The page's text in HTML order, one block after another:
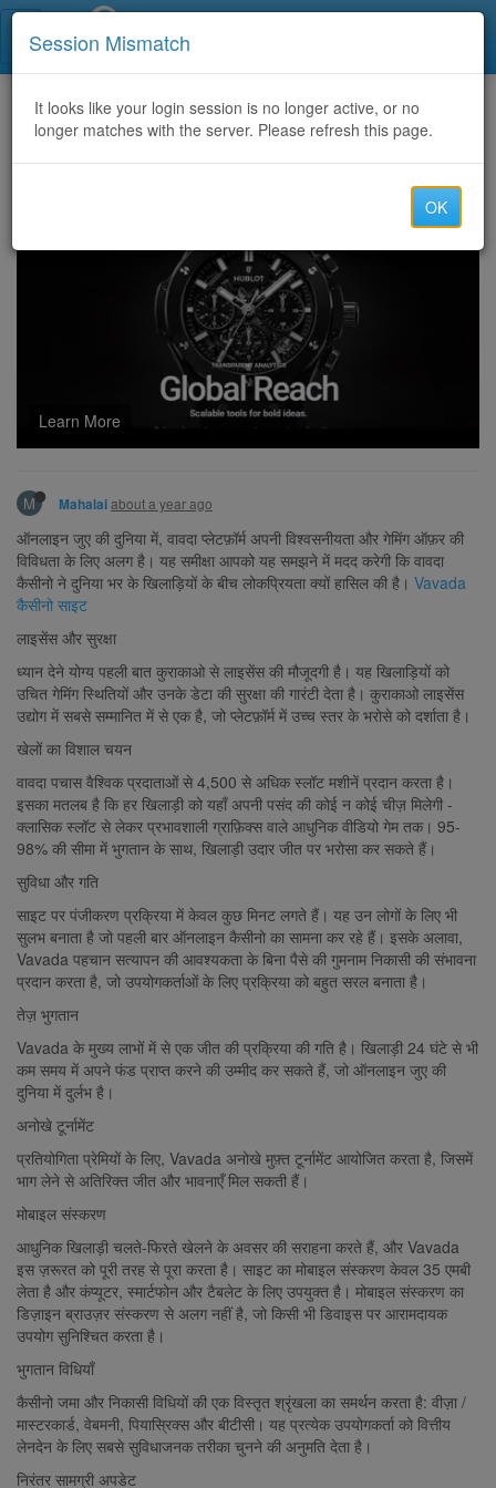
Home CategoriesDiscussion
साइट वावदा पर जुआ
Learn More
M Mahalaiabout a year ago
ऑनलाइन जुए की दुनिया में, वावदा प्लेटफ़ॉर्म अपनी विश्वसनीयता और गेमिंग ऑफ़र की
विविधता के लिए अलग है। यह समीक्षा आपको यह समझने में मदद करेगी कि वावदा
कैसीनो ने दुनिया भर के खिलाड़ियों के बीच लोकप्रियता क्यों हासिल की है। Vavada
कैसीनो साइट
लाइसेंस और सुरक्षा
ध्यान देने योग्य पहली बात कुराकाओ से लाइसेंस की मौजूदगी है। यह खिलाड़ियों को
उचित गेमिंग स्थितियों और उनके डेटा की सुरक्षा की गारंटी देता है। कुराकाओ लाइसेंस
उद्योग में सबसे सम्मानित में से एक है, जो प्लेटफ़ॉर्म में उच्च स्तर के भरोसे को दर्शाता है।
खेलों का विशाल चयन
वावदा पचास वैश्विक प्रदाताओं से 4,500 से अधिक स्लॉट मशीनें प्रदान करता है।
इसका मतलब है कि हर खिलाड़ी को यहाँ अपनी पसंद की कोई न कोई चीज़ मिलेगी -
क्लासिक स्लॉट से लेकर प्रभावशाली ग्राफ़िक्स वाले आधुनिक वीडियो गेम तक। 95-
98% की सीमा में भुगतान के साथ, खिलाड़ी उदार जीत पर भरोसा कर सकते हैं।
सुविधा और गति
साइट पर पंजीकरण प्रक्रिया में केवल कुछ मिनट लगते हैं। यह उन लोगों के लिए भी
सुलभ बनाता है जो पहली बार ऑनलाइन कैसीनो का सामना कर रहे हैं। इसके अलावा,
Vavada पहचान सत्यापन की आवश्यकता के बिना पैसे की गुमनाम निकासी की संभावना
प्रदान करता है, जो उपयोगकर्ताओं के लिए प्रक्रिया को बहुत सरल बनाता है।
तेज़ भुगतान
Vavada के मुख्य लाभों में से एक जीत की प्रक्रिया की गति है। खिलाड़ी 24 घंटे से भी
कम समय में अपने फंड प्राप्त करने की उम्मीद कर सकते हैं, जो ऑनलाइन जुए की
दुनिया में दुर्लभ है।
अनोखे टूर्नामेंट
प्रतियोगिता प्रेमियों के लिए, Vavada अनोखे मुफ़्त टूर्नामेंट आयोजित करता है, जिसमें
भाग लेने से अतिरिक्त जीत और भावनाएँ मिल सकती हैं।
मोबाइल संस्करण
आधुनिक खिलाड़ी चलते-फिरते खेलने के अवसर की सराहना करते हैं, और Vavada
इस ज़रूरत को पूरी तरह से पूरा करता है। साइट का मोबाइल संस्करण केवल 35 एमबी
लेता है और कंप्यूटर, स्मार्टफोन और टैबलेट के लिए उपयुक्त है। मोबाइल संस्करण का
डिज़ाइन ब्राउज़र संस्करण से अलग नहीं है, जो किसी भी डिवाइस पर आरामदायक
उपयोग सुनिश्चित करता है।
भुगतान विधियाँ
कैसीनो जमा और निकासी विधियों की एक विस्तृत श्रृंखला का समर्थन करता है: वीज़ा /
मास्टरकार्ड, वेबमनी, पियास्रिक्स और बीटीसी। यह प्रत्येक उपयोगकर्ता को वित्तीय
लेनदेन के लिए सबसे सुविधाजनक तरीका चुनने की अनुमति देता है।
निरंतर सामग्री अपडेट
Session Mismatch
It looks like your login session is no longer active, or no
longer matches with the server. Please refresh this page.
OK